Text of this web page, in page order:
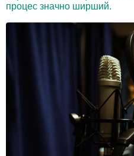
процес значно ширший.